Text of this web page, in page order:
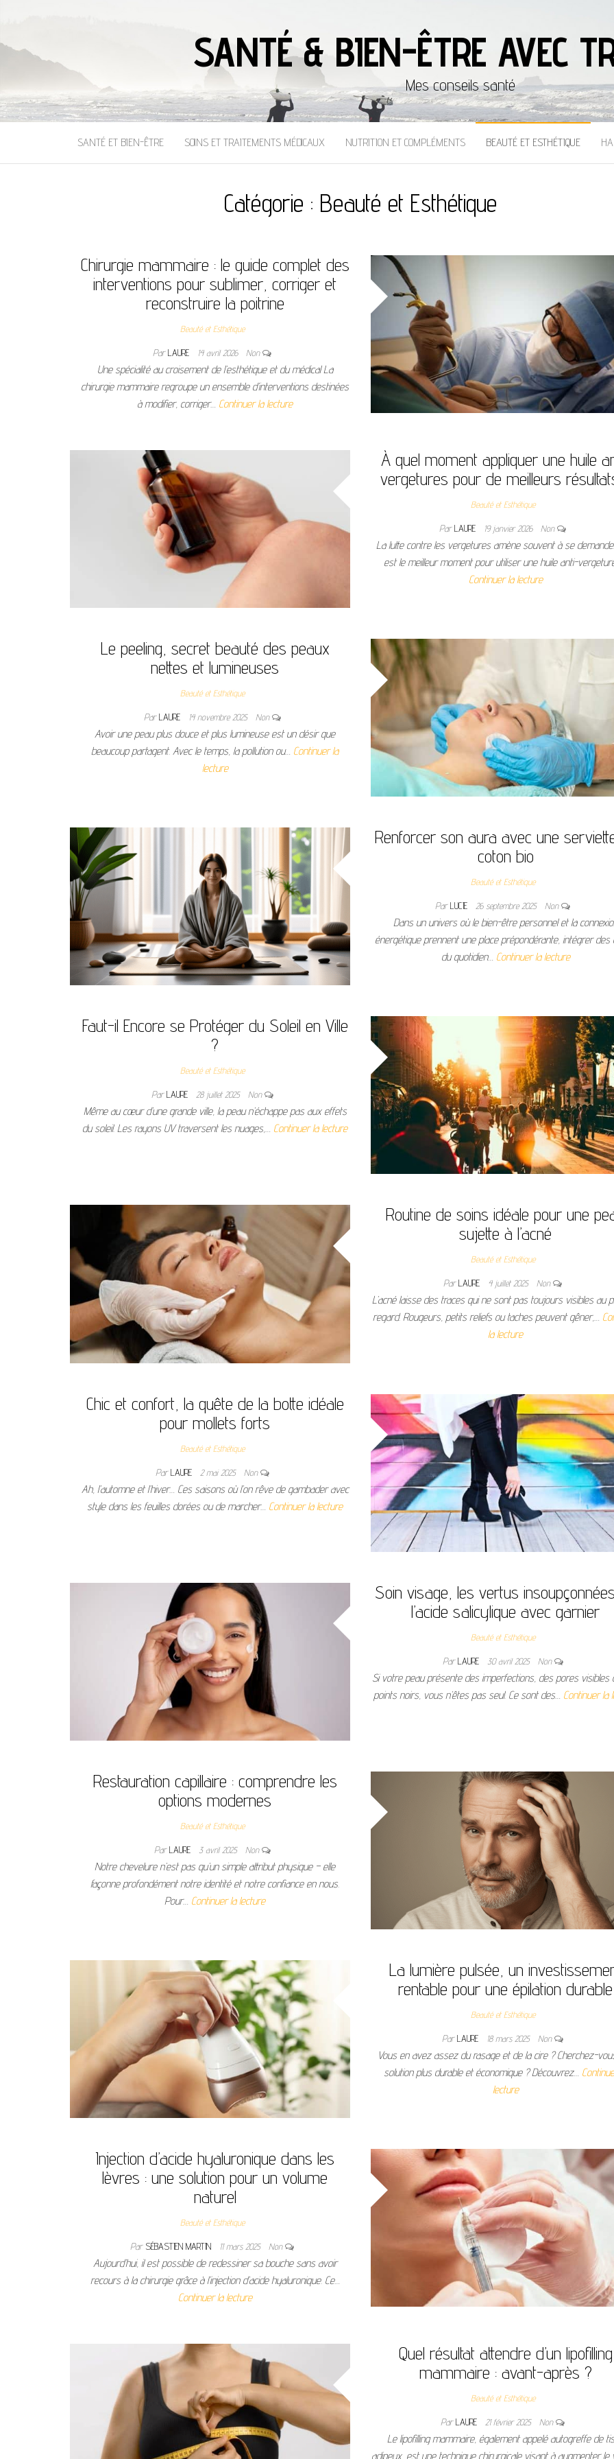
SANTÉ & BIEN-ÊTRE AVEC
Mes conseils santé
SANTÉ ET BIEN-ÊTRE SOINS ET TRAITEMENTS MÉDICAUX NUTRITION ET COMPLÉMENTS BEAUTÉ ET ESTHÉTIQUE
Catégorie : Beauté et Esthétique
Chirurgie mammaire : le guide complet des
interventions pour sublimer, corriger et
reconstruire la poitrine
Beauté et Esthétique
ParLAURE 14 avril 2026 Non
Une spécialité au croisement de l’esthétique et du médical La
chirurgie mammaire regroupe un ensemble d’interventions destinées
à modifier, corriger… Continuer la lecture
À quel moment appliquer une huile
vergetures pour de meilleurs
Beauté et Esthétique
ParLAURE 19 janvier 2026 Non
La lutte contre les vergetures amène souvent à se
est le meilleur moment pour utiliser une huile anti-
Continuer la lecture
Le peeling, secret beauté des peaux
nettes et lumineuses
Beauté et Esthétique
ParLAURE 14 novembre 2025 Non
Avoir une peau plus douce et plus lumineuse est un désir que
beaucoup partagent. Avec le temps, la pollution ou… Continuer la
lecture
Renforcer son aura avec une
coton bio
Beauté et Esthétique
ParLUCIE 26 septembre 2025 Non
Dans un univers où le bien-être personnel et la
énergétique prennent une place prépondérante, intégrer des
du quotidien… Continuer la lecture
Faut-il Encore se Protéger du Soleil en Ville
?
Beauté et Esthétique
ParLAURE 28 juillet 2025 Non
Même au cœur d’une grande ville, la peau n’échappe pas aux effets
du soleil. Les rayons UV traversent les nuages,… Continuer la lecture
Routine de soins idéale pour une
sujette à l’acné
Beauté et Esthétique
ParLAURE 4 juillet 2025 Non
L’acné laisse des traces qui ne sont pas toujours visibles au
regard. Rougeurs, petits reliefs ou taches peuvent gêner,…
la lecture
Chic et confort, la quête de la botte idéale
pour mollets forts
Beauté et Esthétique
ParLAURE 2 mai 2025 Non
Ah, l’automne et l’hiver… Ces saisons où l’on rêve de gambader avec
style dans les feuilles dorées ou de marcher… Continuer la lecture
Soin visage, les vertus
l’acide salicylique avec garnier
Beauté et Esthétique
ParLAURE 30 avril 2025 Non
Si votre peau présente des imperfections, des pores visibles
points noirs, vous n’êtes pas seul. Ce sont des… Continuer la
Restauration capillaire : comprendre les
options modernes
Beauté et Esthétique
ParLAURE 3 avril 2025 Non
Notre chevelure n’est pas qu’un simple attribut physique – elle
façonne profondément notre identité et notre confiance en nous.
Pour… Continuer la lecture
La lumière pulsée, un
rentable pour une épilation durable
Beauté et Esthétique
ParLAURE 18 mars 2025 Non
Vous en avez assez du rasage et de la cire ? Cherchez-
solution plus durable et économique ? Découvrez…
lecture
Injection d’acide hyaluronique dans les
lèvres : une solution pour un volume
naturel
Beauté et Esthétique
Par SÉBASTIEN MARTIN 11 mars 2025 Non
Aujourd’hui, il est possible de redessiner sa bouche sans avoir
recours à la chirurgie grâce à l’injection d’acide hyaluronique. Ce…
Continuer la lecture
Quel résultat attendre d’un lipofilling
mammaire : avant-après ?
Beauté et Esthétique
ParLAURE 21 février 2025 Non
Le lipofilling mammaire, également appelé autogreffe de
adipeux, est une technique chirurgicale visant à augmenter le